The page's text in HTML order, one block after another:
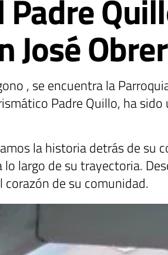
José
, se encuentra la
Padre Quillo, ha
la historia detrás de su
largo de su trayectoria.
de su comunidad.